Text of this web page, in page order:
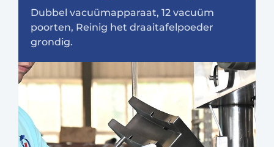
Dubbel vacuümapparaat, 12 vacuüm
poorten, Reinig het draaitafelpoeder
grondig.